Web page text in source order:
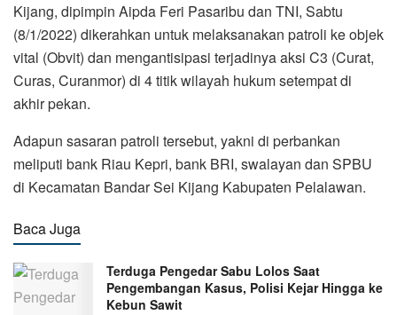
Kijang, dipimpin Aipda Feri Pasaribu dan TNI, Sabtu
(8/1/2022) dikerahkan untuk melaksanakan patroli ke objek
vital (Obvit) dan mengantisipasi terjadinya aksi C3 (Curat,
Curas, Curanmor) di 4 titik wilayah hukum setempat di
akhir pekan.
Adapun sasaran patroli tersebut, yakni di perbankan
meliputi bank Riau Kepri, bank BRI, swalayan dan SPBU
di Kecamatan Bandar Sei Kijang Kabupaten Pelalawan.
Baca Juga
Terduga Pengedar Sabu Lolos Saat
Pengembangan Kasus, Polisi Kejar Hingga ke
Kebun Sawit